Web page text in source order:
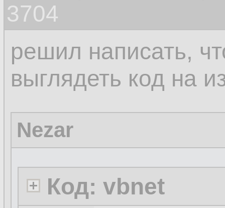
3704
решил написать,
выглядеть код на
Nezar
Код: vbnet